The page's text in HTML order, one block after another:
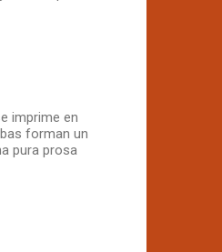
imprime en
forman un
pura prosa